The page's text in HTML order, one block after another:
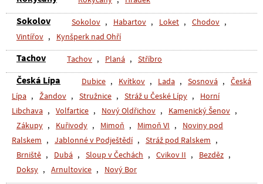
Sokolov Sokolov , Habartov , Loket , Chodov ,
Vintířov , Kynšperk nad Ohří
Tachov Tachov , Planá , Stříbro
Česká Lípa Dubice , Kvítkov , Lada , Sosnová ,
Česká
Lípa , Žandov , Stružnice , Stráž u České Lípy ,
Horní
Libchava , Volfartice , Nový Oldřichov , Kamenický Šenov ,
Zákupy , Kuřivody , Mimoň , Mimoň VI ,
Noviny pod
Ralskem , Jablonné v Podještědí , Stráž pod Ralskem ,
Brniště , Dubá , Sloup v Čechách , Cvikov II , Bezděz ,
Doksy , Arnultovice , Nový Bor